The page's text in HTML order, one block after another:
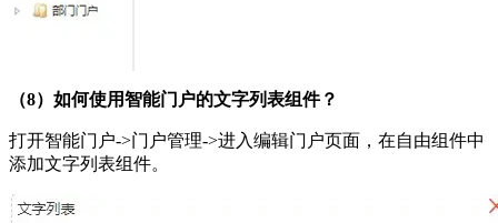
（8）如何使用智能门户的文字列表组件？
打开智能门户->门户管理->进入编辑门户页面，在自由组件中
添加文字列表组件。